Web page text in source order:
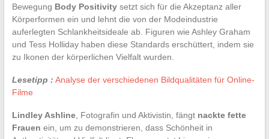
Bewegung Body Positivitysetzt sich für die Akzeptanz aller
Körperformen ein und lehnt die von der Modeindustrie
auferlegten Schlankheitsideale ab. Figuren wie Ashley Graham
und Tess Holliday haben diese Standards erschüttert, indem sie
zu Ikonen der körperlichen Vielfalt wurden.
Lesetipp : Analyse der verschiedenen Bildqualitäten für Online-
Filme
Lindley Ashline, Fotografin und Aktivistin, fängt nackte fette
Frauen ein, um zu demonstrieren, dass Schönheit in